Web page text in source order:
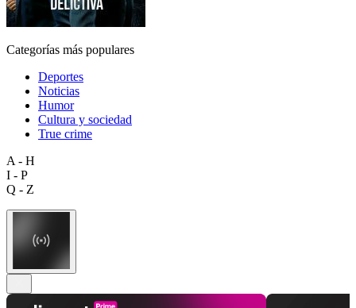
Categorías más populares
Deportes
Noticias
Humor
Cultura y sociedad
True crime
A - H
I - P
Q - Z